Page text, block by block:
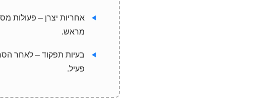
אחריות יצרן – פעולות
מראש.
פעיל.